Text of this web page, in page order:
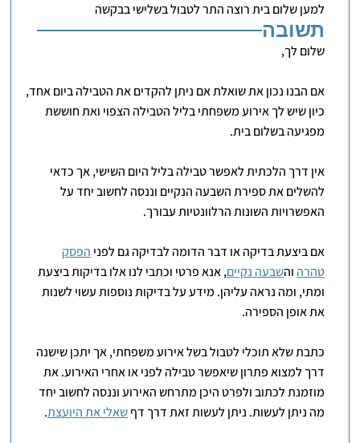
למען שלום בית רוצה התר לטבול בשלישי בבקשה
תשובה
שלום לך,
אם הבנו נכון את שואלת אם ניתן להקדים את הטבילה ביום אחד,
כיון שיש לך אירוע משפחתי בליל הטבילה הצפוי ואת חוששת
מפגיעה בשלום בית.
אין דרך הלכתית לאפשר טבילה בליל היום השישי, אך כדאי
להשלים את ספירת השבעה הנקיים וננסה לחשוב יחד על
האפשרויות השונות הרלוונטיות עבורך.
אם ביצעת בדיקה או דבר הדומה לבדיקה גם לפני הפסק
טהרה והשבעה נקיים, אנא פרטי וכתבי לנו אלו בדיקות ביצעת
ומתי, ומה נראה עליהן. מידע על בדיקות נוספות עשוי לשנות
את אופן הספירה.
כתבת שלא תוכלי לטבול בשל אירוע משפחתי, אך יתכן שישנה
דרך למצוא פתרון שיאפשר טבילה לפני או אחרי האירוע. את
מוזמנת לכתוב ולפרט היכן מתרחש האירוע וננסה לחשוב יחד
מה ניתן לעשות. ניתן לעשות זאת דרך דףשאלי את היועצת.